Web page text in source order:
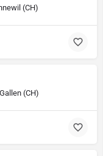
(CH)
(CH)